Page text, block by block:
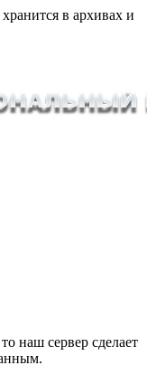
в архивах и
наш сервер сделает